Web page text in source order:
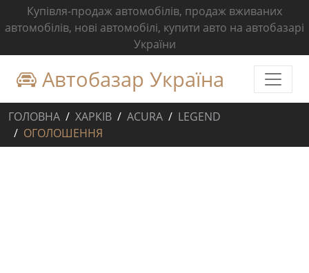
Купівля-продаж автомобілів, продаж вживаних
автомобілів, нові автомобілі, купити авто на автобазарі
України
Автобазар Україна
ГОЛОВНА ХАРКІВ ACURA
LEGEND
ОГОЛОШЕННЯ